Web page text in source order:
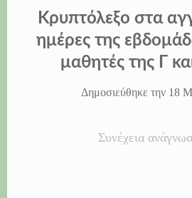
ΣΤΗΝ
Κρυπτόλεξο στα
ημέρες της
μαθητές της Γ
Δημοσιεύθηκε την 18
Συνέχεια